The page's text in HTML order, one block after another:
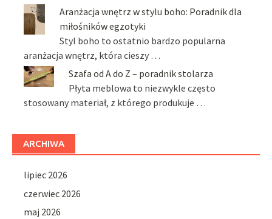
Aranżacja wnętrz w stylu boho: Poradnik dla
miłośników egzotyki
Styl boho to ostatnio bardzo popularna
aranżacja wnętrz, która cieszy …
Szafa od A do Z – poradnik stolarza
Płyta meblowa to niezwykle często
stosowany materiał, z którego produkuje …
ARCHIWA
lipiec 2026
czerwiec 2026
maj 2026